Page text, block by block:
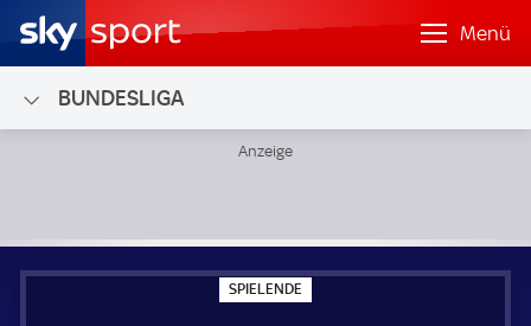
Menü
BUNDESLIGA
SPIELENDE
P